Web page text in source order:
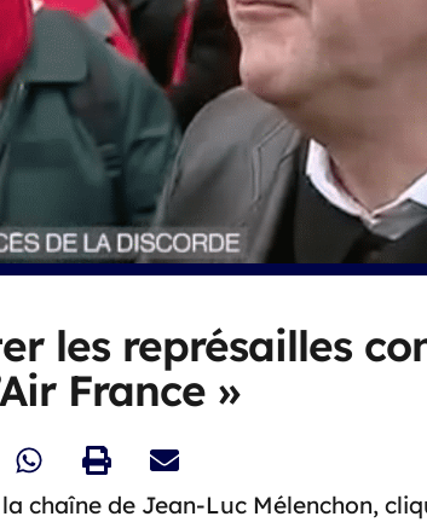
les représailles
France »
chaîne de Jean-Luc Mélenchon,